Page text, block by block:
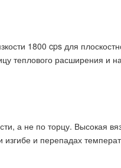
1800 cps для
расширения и
а не по торцу. Высокая
и перепадах